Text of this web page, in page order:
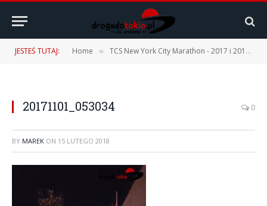
JESTEŚ TUTAJ: Home » TCS New York City Marathon - 2017 i 2019
20171101_053034 0
BY MAREK ON 15 LUTEGO 2018